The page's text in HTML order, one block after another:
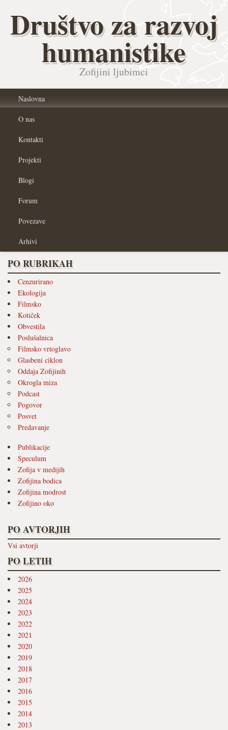
Društvo za razvoj
humanistike
Zofijini ljubimci
Naslovna
O nas
Kontakti
Projekti
Blogi
Forum
Povezave
Arhivi
PO RUBRIKAH
Cenzurirano
Ekologija
Filmsko
Kotiček
Obvestila
Poslušalnica
Filmsko vrtoglavo
Glasbeni ciklon
Oddaja Zofijinih
Okrogla miza
Podcast
Pogovor
Posvet
Predavanje
Publikacije
Speculum
Zofija v medijih
Zofijina bodica
Zofijina modrost
Zofijino oko
PO AVTORJIH
Vsi avtorji
PO LETIH
2026
2025
2024
2023
2022
2021
2020
2019
2018
2017
2016
2015
2014
2013